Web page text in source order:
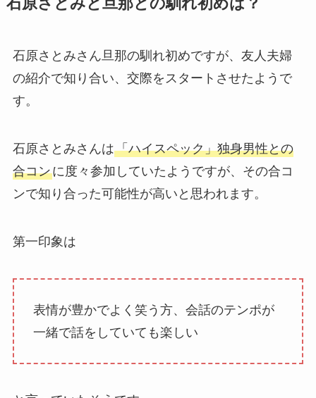
石原さとみと旦那との馴れ初めは？
石原さとみさん旦那の馴れ初めですが、友人夫婦
の紹介で知り合い、交際をスタートさせたようで
す。
石原さとみさんは「ハイスペック」独身男性との
合コンに度々参加していたようですが、その合コ
ンで知り合った可能性が高いと思われます。
第一印象は
表情が豊かでよく笑う方、会話のテンポが
一緒で話をしていても楽しい